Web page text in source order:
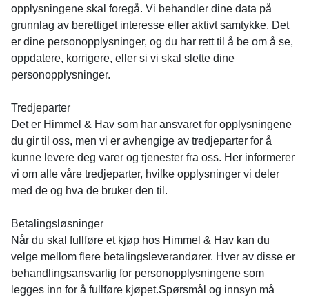
opplysningene skal foregå. Vi behandler dine data på
grunnlag av berettiget interesse eller aktivt samtykke. Det
er dine personopplysninger, og du har rett til å be om å se,
oppdatere, korrigere, eller si vi skal slette dine
personopplysninger.
Tredjeparter
Det er Himmel & Hav som har ansvaret for opplysningene
du gir til oss, men vi er avhengige av tredjeparter for å
kunne levere deg varer og tjenester fra oss. Her informerer
vi om alle våre tredjeparter, hvilke opplysninger vi deler
med de og hva de bruker den til.
Betalingsløsninger
Når du skal fullføre et kjøp hos Himmel & Hav kan du
velge mellom flere betalingsleverandører. Hver av disse er
behandlingsansvarlig for personopplysningene som
legges inn for å fullføre kjøpet.Spørsmål og innsyn må